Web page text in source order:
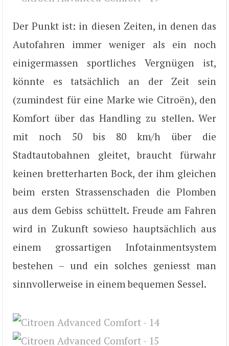
Der Punkt ist: in diesen Zeiten, in denen das
Autofahren immer weniger als ein noch
einigermassen sportliches Vergnügen ist,
könnte es tatsächlich an der Zeit sein
(zumindest für eine Marke wie Citroën), den
Komfort über das Handling zu stellen. Wer
mit noch 50 bis 80 km/h über die
Stadtautobahnen gleitet, braucht fürwahr
keinen bretterharten Bock, der ihm gleichen
beim ersten Strassenschaden die Plomben
aus dem Gebiss schüttelt. Freude am Fahren
wird in Zukunft sowieso hauptsächlich aus
einem grossartigen Infotainmentsystem
bestehen – und ein solches geniesst man
sinnvollerweise in einem bequemen Sessel.